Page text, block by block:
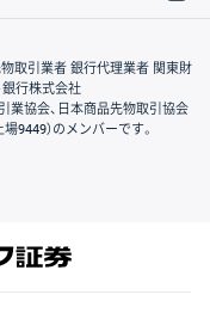
物取引業者 銀行代理業者 関東財
銀行株式会社
業協会、日本商品先物取引協会
9449）のメンバーです。